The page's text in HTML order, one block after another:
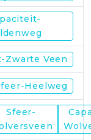
Zwarte Veen
Heelweg
Sfeer-